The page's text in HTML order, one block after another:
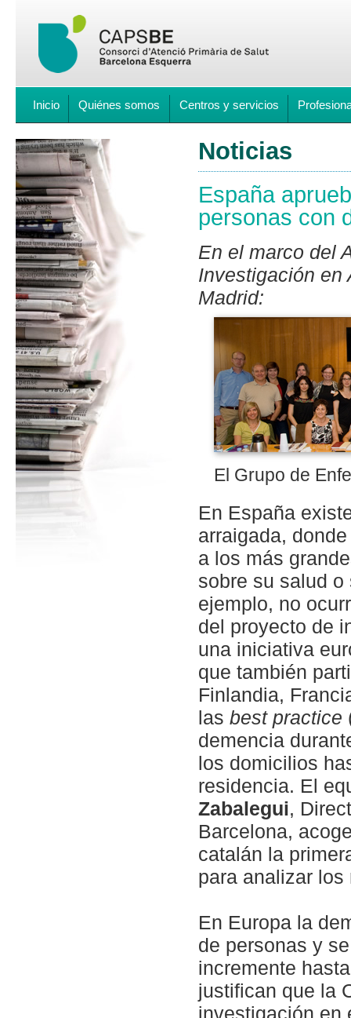
Inicio Quiénes somos Centros y servicios
Noticias
España
personas con
En el marco del
Investigación en
Madrid:
El Grupo de
En España
arraigada,
a los más
sobre su salud
ejemplo, no
del proyecto de
una iniciativa
que también
Finlandia,
las best practice
demencia
los domicilios
residencia. El
Zabalegui,
Barcelona,
catalán la
para analizar
En Europa la
de personas y
incremente
justifican que la
investigación en